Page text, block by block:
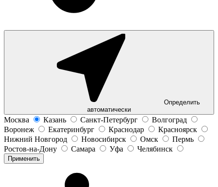
Определить
автоматически
Москва Казань Санкт-Петербург
Волгоград
Воронеж
Екатеринбург Краснодар
Красноярск
Нижний Новгород
Новосибирск Омск
Пермь
Ростов-на-Дону
Самара Уфа Челябинск
Применить